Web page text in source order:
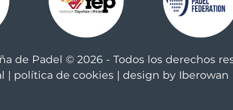
de Padel © 2026 - Todos los derechos
| política de cookies | design by Iberowan